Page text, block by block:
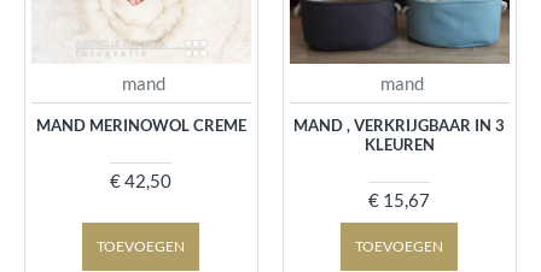
mand
MAND MERINOWOL CREME
€ 42,50
TOEVOEGEN
mand
MAND , VERKRIJGBAAR IN 3
KLEUREN
€ 15,67
TOEVOEGEN